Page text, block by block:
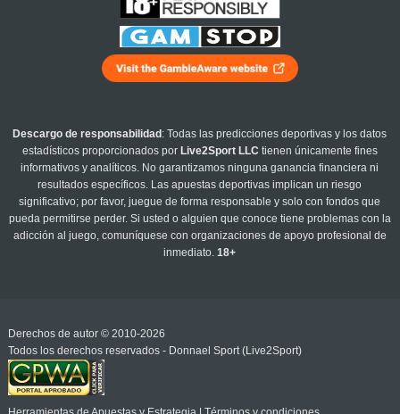
Descargo de responsabilidad : Todas las predicciones deportivas y los datos
estadísticos proporcionados por Live2Sport LLC tienen únicamente fines
informativos y analíticos. No garantizamos ninguna ganancia financiera ni
resultados específicos. Las apuestas deportivas implican un riesgo
significativo; por favor, juegue de forma responsable y solo con fondos que
pueda permitirse perder. Si usted o alguien que conoce tiene problemas con la
adicción al juego, comuníquese con organizaciones de apoyo profesional de
inmediato.18+
Derechos de autor © 2010-2026
Todos los derechos reservados - Donnael Sport (Live2Sport)